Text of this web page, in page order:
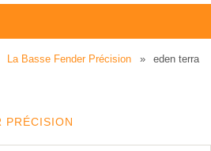
La Basse Fender Précision »
eden terra
PRÉCISION